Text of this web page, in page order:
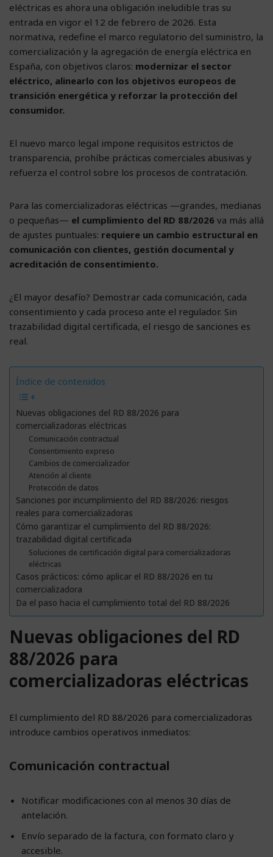
eléctricas es ahora una obligación ineludible tras su
entrada en vigor el 12 de febrero de 2026. Esta
normativa, redefine el marco regulatorio del suministro, la
comercialización y la agregación de energía eléctrica en
España, con objetivos claros: modernizar el sector
eléctrico, alinearlo con los objetivos europeos de
transición energética y reforzar la protección del
consumidor.
El nuevo marco legal impone requisitos estrictos de
transparencia, prohíbe prácticas comerciales abusivas y
refuerza el control sobre los procesos de contratación.
Para las comercializadoras eléctricas —grandes, medianas
o pequeñas— el cumplimiento del RD 88/2026 va más allá
de ajustes puntuales: requiere un cambio estructural en
comunicación con clientes, gestión documental y
acreditación de consentimiento.
¿El mayor desafío? Demostrar cada comunicación, cada
consentimiento y cada proceso ante el regulador. Sin
trazabilidad digital certificada, el riesgo de sanciones es
real.
Índice de contenidos
Nuevas obligaciones del RD 88/2026 para
comercializadoras eléctricas
Comunicación contractual
Consentimiento expreso
Cambios de comercializador
Atención al cliente
Protección de datos
Sanciones por incumplimiento del RD 88/2026: riesgos
reales para comercializadoras
Cómo garantizar el cumplimiento del RD 88/2026:
trazabilidad digital certificada
Soluciones de certificación digital para comercializadoras
eléctricas
Casos prácticos: cómo aplicar el RD 88/2026 en tu
comercializadora
Da el paso hacia el cumplimiento total del RD 88/2026
Nuevas obligaciones del RD
88/2026 para
comercializadoras eléctricas
El cumplimiento del RD 88/2026 para comercializadoras
introduce cambios operativos inmediatos:
Comunicación contractual
Notificar modificaciones con al menos 30 días de
antelación.
Envío separado de la factura, con formato claro y
accesible.